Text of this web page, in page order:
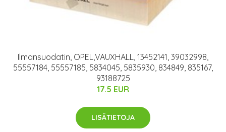
Ilmansuodatin, OPEL,VAUXHALL, 13452141, 39032998,
55557184, 55557185, 5834045, 5835930, 834849, 835167,
93188725
17.5 EUR
LISÄTIETOJA